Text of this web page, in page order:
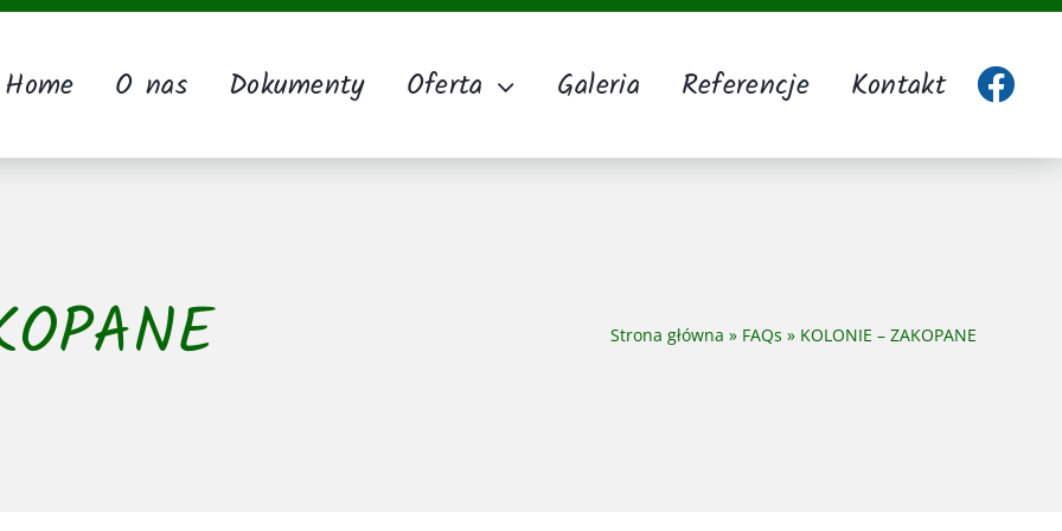
Home O nas Dokumenty Oferta Galeria Referencje Kontakt
Strona główna » FAQs » KOLONIE – ZAKOPANE